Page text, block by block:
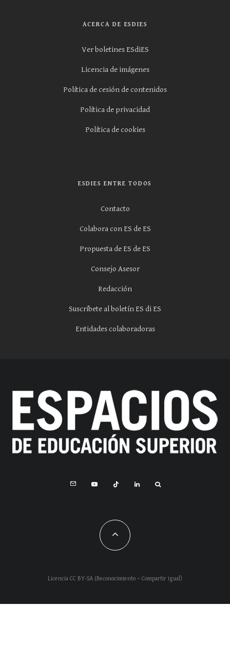
ACERCA DE ESDIES
Ver boletines ESdiES
Licencia de imágenes
Política de cesión de contenidos
Política de privacidad
Política de cookies
ESDIES ENTRE TODOS
Contacto
Colabora con ES de ES
Propuesta de ES de ES
Consejo Asesor
Redacción
Suscríbete al boletín ES di ES
Entidades colaboradoras
Licencia CC BY-SA (Reconocimiento – Compartir igual)